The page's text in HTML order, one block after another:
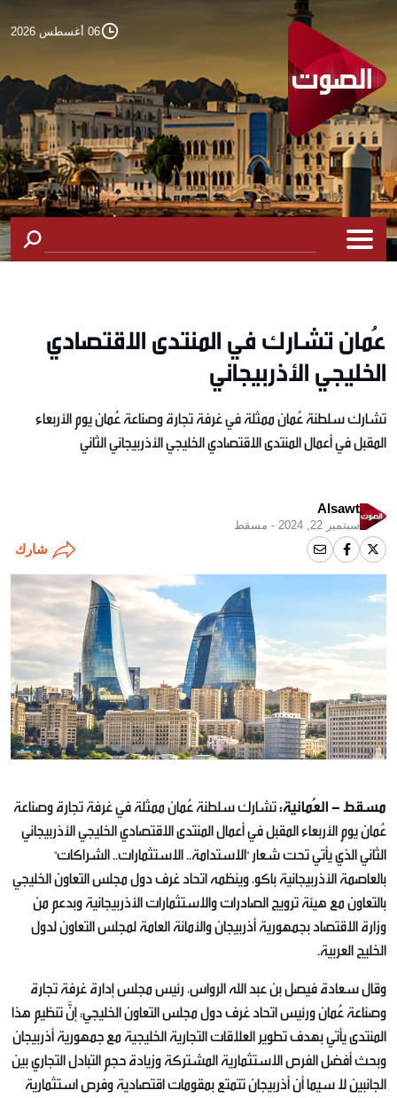
06 أغسطس 2026
عُمان تشارك في المنتدى الاقتصادي
الخليجي الأذربيجاني
تشارك سلطنة عُمان ممثلة في غرفة تجارة وصناعة عُمان يوم الأربعاء
المقبل في أعمال المنتدى الاقتصادي الخليجي الأذربيجاني الثاني
Alsawt
سبتمبر 22, 2024 - مسقط
شارك
مسقط - العُمانية:تشارك سلطنة عُمان ممثلة في غرفة تجارة وصناعة
عُمان يوم الأربعاء المقبل في أعمال المنتدى الاقتصادي الخليجي الأذربيجاني
الثاني الذي يأتي تحت شعار "الاستدامة.. الاستثمارات.. الشراكات"
بالعاصمة الأذربيجانية باكو، وينظمه اتحاد غرف دول مجلس التعاون الخليجي
بالتعاون مع هيئة ترويج الصادرات والاستثمارات الأذربيجانية وبدعم من
وزارة الاقتصاد بجمهورية أذربيجان والأمانة العامة لمجلس التعاون لدول
الخليج العربية.
وقال سعادة فيصل بن عبد الله الرواس، رئيس مجلس إدارة غرفة تجارة
وصناعة عُمان ورئيس اتحاد غرف دول مجلس التعاون الخليجي: إنَّ تنظيم هذا
المنتدى يأتي بهدف تطوير العلاقات التجارية الخليجية مع جمهورية أذربيجان
وبحث أفضل الفرص الاستثمارية المشتركة وزيادة حجم التبادل التجاري بين
الجانبين لا سيما أن أذربيجان تتمتع بمقومات اقتصادية وفرص استثمارية